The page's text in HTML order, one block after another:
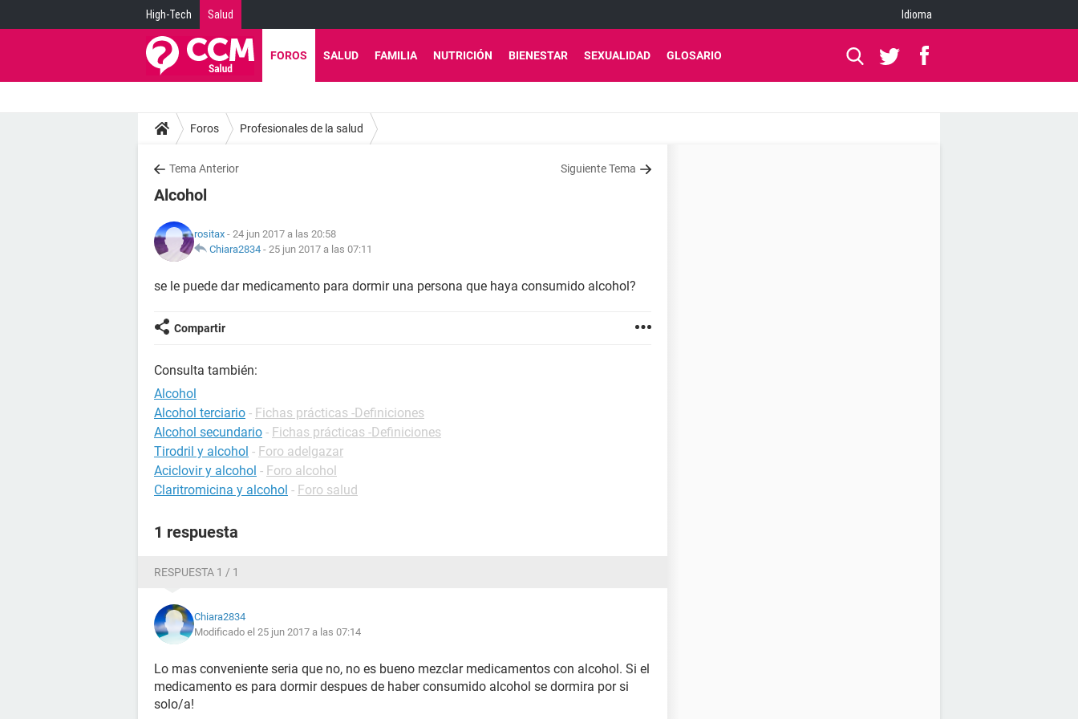
High-Tech Salud Idioma
FOROS SALUD FAMILIA NUTRICIÓN BIENESTAR SEXUALIDAD GLOSARIO
Foros Profesionales de la salud
Tema Anterior Siguiente Tema
Alcohol
rositax - 24 jun 2017 a las 20:58
Chiara2834 - 25 jun 2017 a las 07:11
se le puede dar medicamento para dormir una persona que haya consumido alcohol?
Compartir
Consulta también:
Alcohol
Alcohol terciario - Fichas prácticas -Definiciones
Alcohol secundario - Fichas prácticas -Definiciones
Tirodril y alcohol - Foro adelgazar
Aciclovir y alcohol - Foro alcohol
Claritromicina y alcohol - Foro salud
1 respuesta
RESPUESTA 1 / 1
Chiara2834
Modificado el 25 jun 2017 a las 07:14
Lo mas conveniente seria que no, no es bueno mezclar medicamentos con alcohol. Si el
medicamento es para dormir despues de haber consumido alcohol se dormira por si
solo/a!